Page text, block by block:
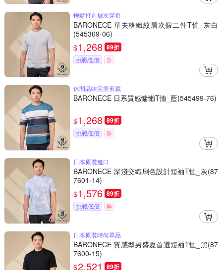
輕鬆打造層次穿搭
BARONECE 華夫格織紋層次假二件T恤_灰白
(545369-06)
$1,268 89折
挑戰低價 券
休閒品味完美剪裁
BARONECE 日系質感慵懶T恤_藍(545499-76)
$1,268 89折
挑戰低價 券
日本原裝進口
BARONECE 深淺交織刷色設計短袖T恤_灰(87
7601-14)
$1,576 89折
挑戰低價 券
日本原裝時尚單品
BARONECE 質感型男盛夏首選短袖T恤_黑(87
7600-15)
$2,521 89折